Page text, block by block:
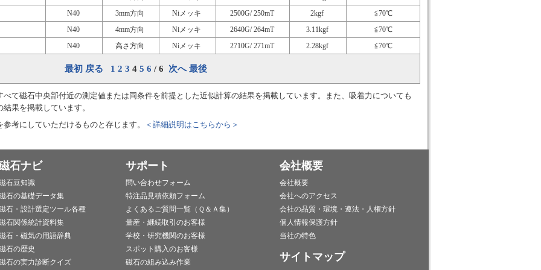
N40
3mm方向 Niメッキ 2500G/ 250mT 2kgf
≦70℃
N40
4mm方向 Niメッキ 2640G/ 264mT 3.11kgf
≦70℃
N40
高さ方向 Niメッキ 2710G/ 271mT 2.28kgf ≦70℃
最初 戻る 1 2 3 4 5 6 / 6 次へ 最後
て磁石中央部付近の測定値または同条件を前提とした近似計算の結果を掲載しています。また、吸着力についても
果を掲載しています。
考にしていただけるものと存じます。
＜詳細説明はこちらから＞
石ナビ
石豆知識
石の基礎データ集
石・設計選定ツール各種
石関係統計資料集
石・磁気の用語辞典
石の歴史
石の実力診断クイズ
サポート
問い合わせフォーム
特注品見積依頼フォーム
よくあるご質問一覧（Ｑ＆Ａ集）
量産・継続取引のお客様
学校・研究機関のお客様
スポット購入のお客様
磁石の組み込み作業
会社概要
会社概要
会社へのアクセス
会社の品質・環境・遵法・人権方針
個人情報保護方針
当社の特色
サイトマップ